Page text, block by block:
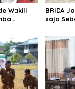
Wakili
BRIDA
saja